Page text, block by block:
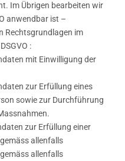
Im Übrigen bearbeiten wir
anwendbar ist –
Rechtsgrundlagen im
:
mit Einwilligung der
zur Erfüllung eines
sowie zur Durchführung
zur Erfüllung einer
allenfalls
allenfalls